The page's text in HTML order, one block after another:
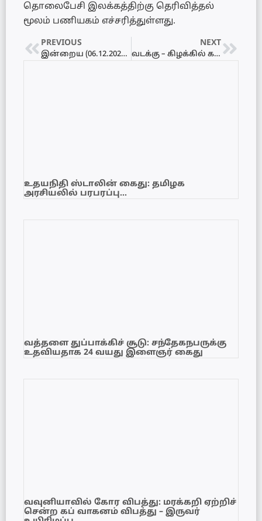
தொலைபேசி இலக்கத்திற்கு தெரிவித்தல்
மூலம் பணியகம் எச்சரித்துள்ளது.
PREVIOUS
இன்றைய (06.12.2024) இரண்டாவது நாள் இடைக்கால பாதீட்டுத் திட்ட விவாதம் – நேரலை
NEXT
வடக்கு – கிழக்கில் கன மழை: மக்களுக்கு முக்கிய அறிவிப்பு
உதயநிதி ஸ்டாலின் கைது: தமிழக
அரசியலில் பரபரப்பு…
வத்தளை துப்பாக்கிச் சூடு: சந்தேகநபருக்கு
உதவியதாக 24 வயது இளைஞர் கைது
வவுனியாவில் கோர விபத்து: மரக்கறி ஏற்றிச்
சென்ற கப் வாகனம் விபத்து – இருவர்